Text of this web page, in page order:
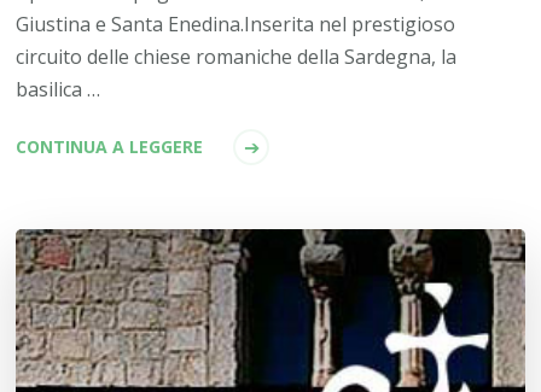
Giustina e Santa Enedina.Inserita nel prestigioso
circuito delle chiese romaniche della Sardegna, la
basilica …
CONTINUA A LEGGERE